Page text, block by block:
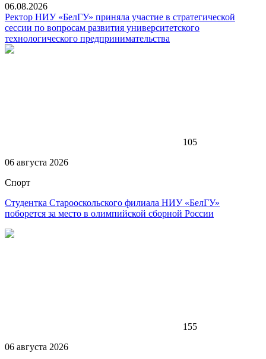
06.08.2026
Ректор НИУ «БелГУ» приняла участие в стратегической
сессии по вопросам развития университетского
технологического предпринимательства
105
06 августа 2026
Спорт
Студентка Старооскольского филиала НИУ «БелГУ»
поборется за место в олимпийской сборной России
155
06 августа 2026